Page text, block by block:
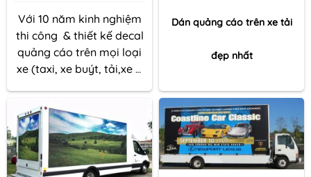
Với 10 năm kinh nghiệm
thi công & thiết kế decal
quảng cáo trên mọi loại
xe (taxi, xe buýt, tải,xe ô
chúng tôi tự tin sẽ hoàn
thành dự án của bạn với
chất lượng dịch vụ tốt
nhất thị trường.Tô Châu
GroupChuyên dán decal
Dán quảng cáo trên xe tải
đẹp nhất